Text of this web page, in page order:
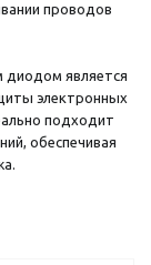
проводов
диодом является
электронных
подходит
обеспечивая